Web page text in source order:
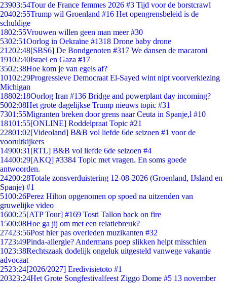
23903:54Tour de France femmes 2026 #3 Tijd voor de borstcrawl
20402:55Trump wil Groenland #16 Het opengrensbeleid is de
schuldige
1802:55Vrouwen willen geen man meer #30
5302:51Oorlog in Oekraïne #1318 Drone baby drone
21202:48[SBS6] De Bondgenoten #317 We dansen de macaroni
19102:40Israel en Gaza #17
3502:38Hoe kom je van egels af?
10102:29Progressieve Democraat El-Sayed wint nipt voorverkiezing
Michigan
18802:18Oorlog Iran #136 Bridge and powerplant day incoming?
5002:08Het grote dagelijkse Trump nieuws topic #31
7301:55Migranten breken door grens naar Ceuta in Spanje,l #10
18101:55[ONLINE] Roddelpraat Topic #21
22801:02[Videoland] B&B vol liefde 6de seizoen #1 voor de
vooruitkijkers
14900:31 [RTL] B&B vol liefde 6de seizoen #4
14400:29[AKQ] #3384 Topic met vragen. En soms goede
antwoorden.
24200:28Totale zonsverduistering 12-08-2026 (Groenland, IJsland en
Spanje) #1
5100:26Perez Hilton opgenomen op spoed na uitzenden van
gruwelijke video
1600:25[ATP Tour] #169 Tosti Tallon back on fire
1500:08Hoe ga jij om met een relatiebreuk?
27423:56Post hier pas overleden muzikanten #32
1723:49Pinda-allergie? Andermans poep slikken helpt misschien
1023:38Rechtszaak dodelijk ongeluk uitgesteld vanwege vakantie
advocaat
2523:24[2026/2027] Eredivisietoto #1
20323:24Het Grote Songfestivalfeest Ziggo Dome #5 13 november